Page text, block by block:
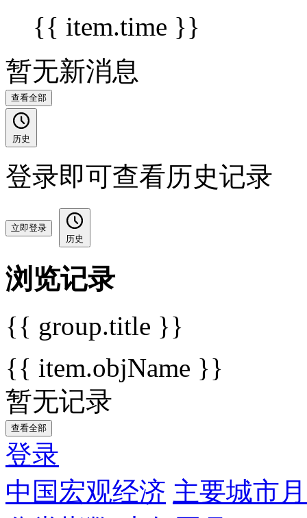
{{ item.time }}
暂无新消息
查看全部
历史
登录即可查看历史记录
立即登录
历史
浏览记录
{{ group.title }}
{{ item.objName }}
暂无记录
查看全部
登录
中国宏观经济 主要城市